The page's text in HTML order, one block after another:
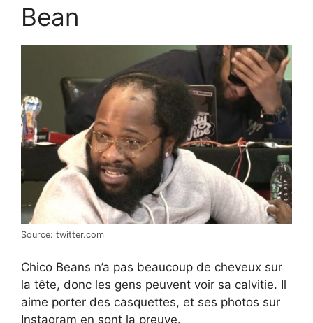
Bean
Source: twitter.com
Chico Beans n’a pas beaucoup de cheveux sur
la tête, donc les gens peuvent voir sa calvitie. Il
aime porter des casquettes, et ses photos sur
Instagram en sont la preuve.